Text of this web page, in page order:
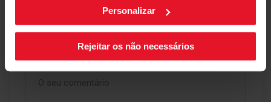
no canto inferior direito do ecrã.
Personalizar
Rejeitar os não necessários